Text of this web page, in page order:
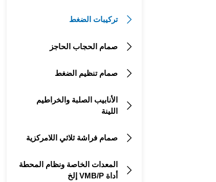
 تركيبات الضغط
 صمام الحجاب الحاجز
 صمام تنظيم الضغط

الأنابيب الصلبة والخراطيم
اللينة
 صمام فراشة ثلاثي اللامركزية

المعدات الخاصة ونظام المحطة
أداة VMB/P إلخ